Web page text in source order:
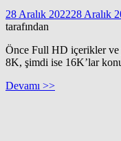
28 Aralık 202228 Aralık
tarafından
Önce Full HD içerikler ve
8K, şimdi ise 16K’lar
Devamı >>